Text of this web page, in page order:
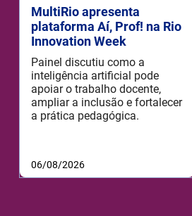
MultiRio apresenta
plataforma Aí, Prof! na Rio
Innovation Week
Painel discutiu como a
inteligência artificial pode
apoiar o trabalho docente,
ampliar a inclusão e fortalecer
a prática pedagógica.
06/08/2026